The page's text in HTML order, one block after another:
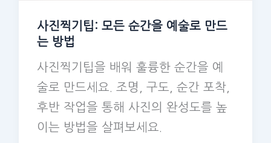
사진찍기팁: 모든 순간을 예술로 만드
는 방법
사진찍기팁을 배워 훌륭한 순간을 예
술로 만드세요. 조명, 구도, 순간 포착,
후반 작업을 통해 사진의 완성도를 높
이는 방법을 살펴보세요.